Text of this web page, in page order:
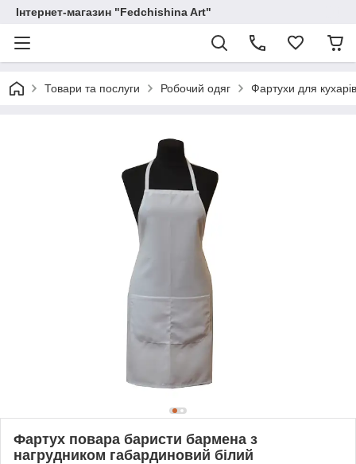
Інтернет-магазин "Fedchishina Art"
Товари та послуги Робочий одяг Фартухи для
Фартух повара баристи бармена з
нагрудником габардиновий білий